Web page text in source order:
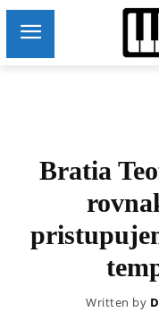
Bratia
Written by